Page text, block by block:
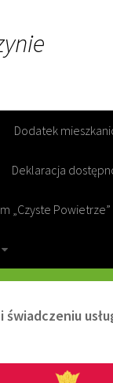
Dodatek
Deklaracja
„Czyste Powietrze”